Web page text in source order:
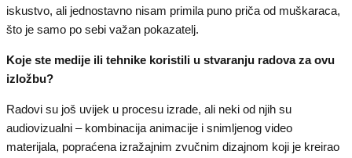
iskustvo, ali jednostavno nisam primila puno priča od muškaraca,
što je samo po sebi važan pokazatelj.
Koje ste medije ili tehnike koristili u stvaranju radova za ovu
izložbu?
Radovi su još uvijek u procesu izrade, ali neki od njih su
audiovizualni – kombinacija animacije i snimljenog video
materijala, popraćena izražajnim zvučnim dizajnom koji je kreirao